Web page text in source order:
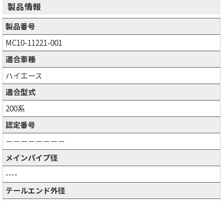
製品情報
製品番号
MC10-11221-001
適合車種
ハイエース
適合型式
200系
認定番号
－－－－－－－－
メインパイプ径
----
テールエンド外径